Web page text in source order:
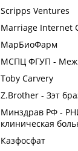
Scripps Ventures
Marriage Internet
МарБиоФарм
МСПЦ ФГУП -
Toby Carvery
Z.Brother - Зэт
Минздрав РФ -
клиническая
Казфосфат